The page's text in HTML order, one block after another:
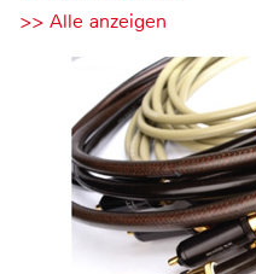
>> Alle anzeigen